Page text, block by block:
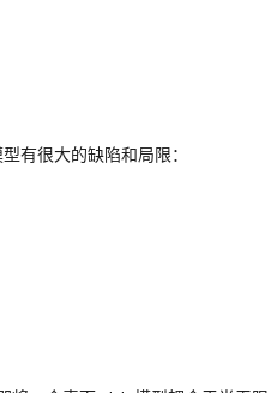
有很大的缺陷和局限：